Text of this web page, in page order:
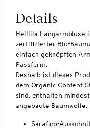
Details
Helllila Langarmbluse
zertifizierter Bio-
einfach geknöpften
Passform.
Deshalb ist dieses
dem Organic Content
sind, enthalten
angebaute Baumwolle.
Serafino-